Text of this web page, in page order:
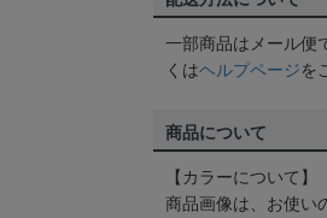
一部商品はメール便
くはヘルプページを
商品について
【カラーについて】
商品画像は、お使い